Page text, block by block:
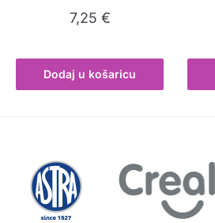
7,25 €
Dodaj u košaricu